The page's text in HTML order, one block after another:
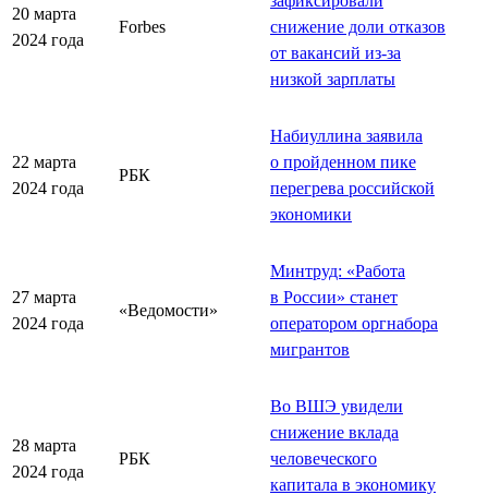
20 марта
2024 года
Forbes
снижение доли отказов
от вакансий из-за
низкой зарплаты
22 марта
2024 года
РБК
Набиуллина заявила
о пройденном пике
перегрева российской
экономики
27 марта
2024 года
«Ведомости»
Минтруд: «Работа
в России» станет
оператором оргнабора
мигрантов
28 марта
2024 года
РБК
Во ВШЭ увидели
снижение вклада
человеческого
капитала в экономику